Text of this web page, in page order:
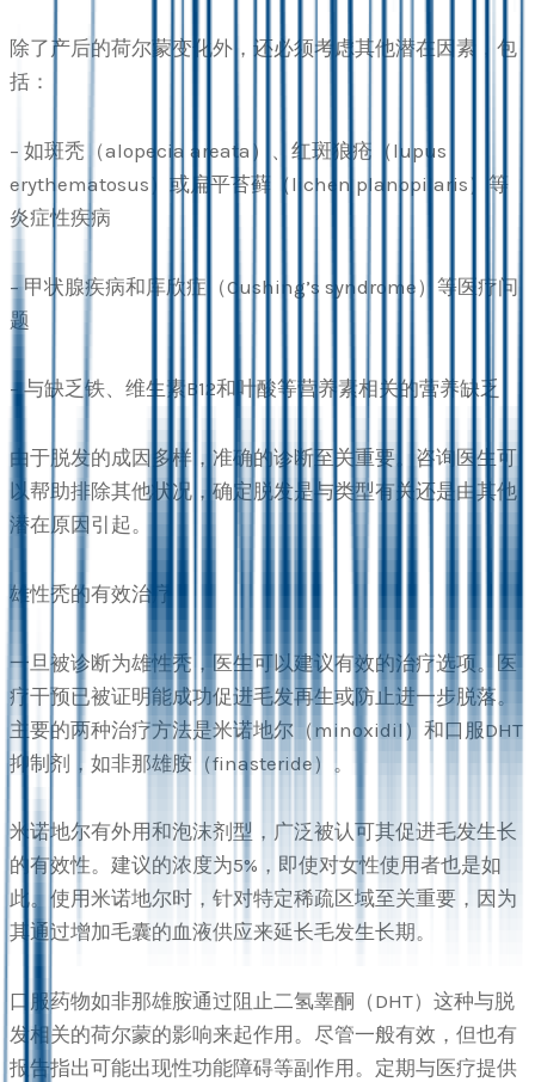
除了产后的荷尔蒙变化外，还必须考虑其他潜在因素，包
括：
– 如斑秃（alopecia areata）、红斑狼疮（lupus
erythematosus）或扁平苔藓（lichen planopilaris）等
炎症性疾病
– 甲状腺疾病和库欣症（Cushing’s syndrome）等医疗问
题
– 与缺乏铁、维生素B12和叶酸等营养素相关的营养缺乏
由于脱发的成因多样，准确的诊断至关重要。咨询医生可
以帮助排除其他状况，确定脱发是与类型有关还是由其他
潜在原因引起。
雄性秃的有效治疗
一旦被诊断为雄性秃，医生可以建议有效的治疗选项。医
疗干预已被证明能成功促进毛发再生或防止进一步脱落。
主要的两种治疗方法是米诺地尔（minoxidil）和口服DHT
抑制剂，如非那雄胺（finasteride）。
米诺地尔有外用和泡沫剂型，广泛被认可其促进毛发生长
的有效性。建议的浓度为5%，即使对女性使用者也是如
此。使用米诺地尔时，针对特定稀疏区域至关重要，因为
其通过增加毛囊的血液供应来延长毛发生长期。
口服药物如非那雄胺通过阻止二氢睾酮（DHT）这种与脱
发相关的荷尔蒙的影响来起作用。尽管一般有效，但也有
报告指出可能出现性功能障碍等副作用。定期与医疗提供